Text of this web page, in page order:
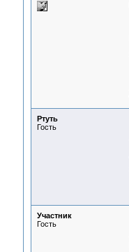
Ртуть
Гость
Участник
Гость